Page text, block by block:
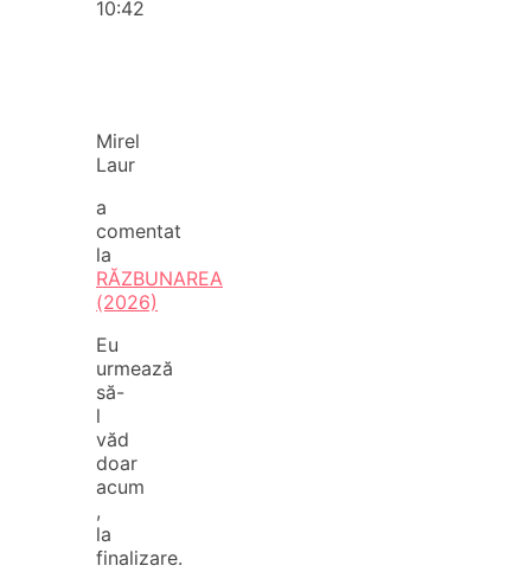
10:42
Mirel
Laur
a
comentat
la
RĂZBUNAREA
(2026)
Eu
urmează
să-
l
văd
doar
acum
,
la
finalizare.